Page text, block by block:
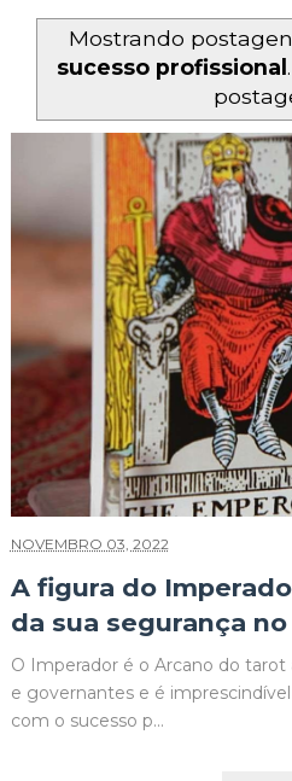
Mostrando
sucesso profissional .
NOVEMBRO 03, 2022
A figura do
da sua segurança
O Imperador é o Arcano do tarot
e governantes e é
com o sucesso p...